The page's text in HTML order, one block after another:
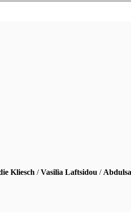
Kliesch /Vasilia Laftsidou /